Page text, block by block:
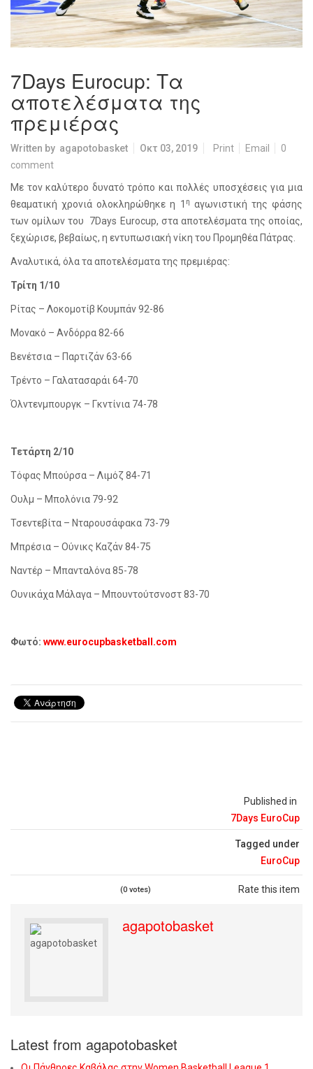
7Days Eurocup: Τα
αποτελέσματα της
πρεμιέρας
Written by agapotobasket Οκτ 03, 2019 Print Email
0
comment
Published in
7Days EuroCup
Tagged under
EuroCup
Rate this item
(0 votes)
Με τον καλύτερο δυνατό τρόπο και πολλές υποσχέσεις για μια
θεαματική χρονιά ολοκληρώθηκε η 1 η αγωνιστική της φάσης
των ομίλων του
7Days Eurocup, στα αποτελέσματα της οποίας,
ξεχώρισε, βεβαίως, η εντυπωσιακή νίκη του Προμηθέα Πάτρας.
Αναλυτικά, όλα τα αποτελέσματα της πρεμιέρας:
Τρίτη 1/10
Ρίτας – Λοκομοτίβ Κουμπάν 92-86
Μονακό – Ανδόρρα 82-66
Βενέτσια – Παρτιζάν 63-66
Τρέντο – Γαλατασαράι 64-70
Όλντενμπουργκ – Γκντίνια 74-78
Τετάρτη 2/10
Τόφας Μπούρσα – Λιμόζ 84-71
Ουλμ – Μπολόνια 79-92
Τσεντεβίτα – Νταρουσάφακα 73-79
Μπρέσια – Ούνικς Καζάν 84-75
Ναντέρ – Μπανταλόνα 85-78
Ουνικάχα Μάλαγα – Μπουντούτσνοστ 83-70
Φωτό: www.eurocupbasketball.com
agapotobasket
Latest from agapotobasket